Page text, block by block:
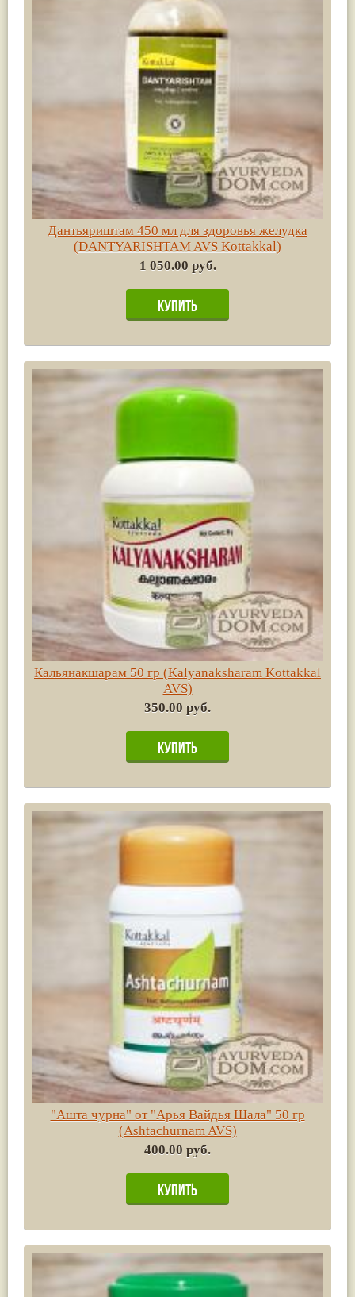
Дантьяриштам 450 мл для здоровья желудка
(DANTYARISHTAM AVS Kottakkal)
1 050.00 руб.
Кальянакшарам 50 гр (Kalyanaksharam Kottakkal
AVS)
350.00 руб.
"Ашта чурна" от "Арья Вайдья Шала" 50 гр
(Ashtachurnam AVS)
400.00 руб.